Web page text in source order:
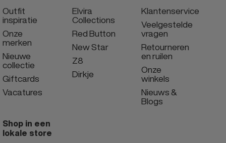
Outfit
inspiratie
Onze
merken
Nieuwe
collectie
Giftcards
Vacatures
Elvira
Collections
Red Button
New Star
Z8
Dirkje
Klantenservice
Veelgestelde
vragen
Retourneren
en ruilen
Onze
winkels
Nieuws &
Blogs
Shop in een
lokale store